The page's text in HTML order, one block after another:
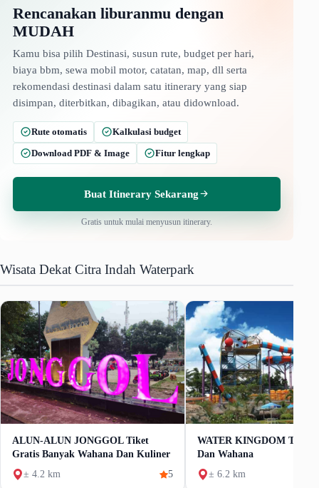
Rencanakan liburanmu dengan
MUDAH
Kamu bisa pilih Destinasi, susun rute, budget per hari,
biaya bbm, sewa mobil motor, catatan, map, dll serta
rekomendasi destinasi dalam satu itinerary yang siap
disimpan, diterbitkan, dibagikan, atau didownload.
Rute otomatis
Kalkulasi budget
Download PDF & Image
Fitur lengkap
Buat Itinerary Sekarang
Gratis untuk mulai menyusun itinerary.
Wisata Dekat Citra Indah Waterpark
ALUN-ALUN JONGGOL Tiket
Gratis Banyak Wahana Dan Kuliner
± 4.2 km
5
WATER KINGDOM Tiket
Dan Wahana
± 6.2 km